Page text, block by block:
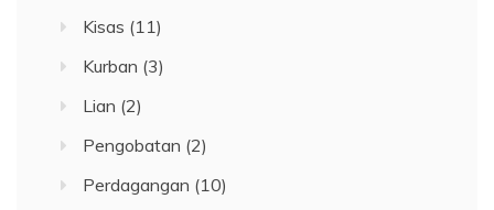
Kisas (11)
Kurban (3)
Lian (2)
Pengobatan (2)
Perdagangan (10)